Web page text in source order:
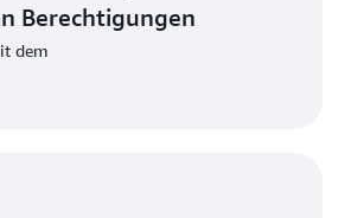
Berechtigungen
dem